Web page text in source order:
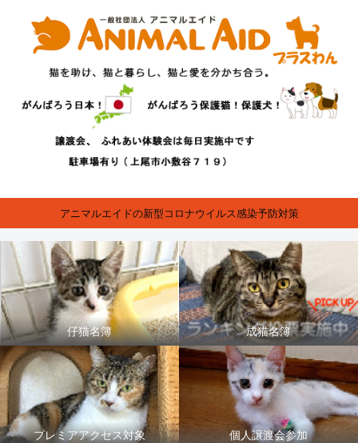
アニマルエイドの新型コロナウイルス感染予防対策
仔猫名簿 成猫名簿
プレミアアクセス対象 個人譲渡会参加